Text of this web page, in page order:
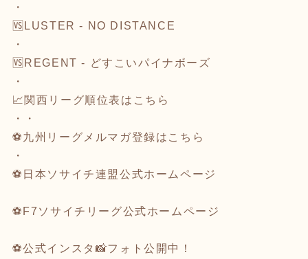
・
🆚 LUSTER - NO DISTANCE
・
🆚 REGENT - どすこいパイナボーズ
・
📈関西リーグ順位表は こちら
・・
⚽九州リーグメルマガ登録は こちら
・
⚽️ 日本ソサイチ連盟公式ホームページ
⚽ F7ソサイチリーグ公式ホームページ
⚽公式インスタ 📸フォト公開中！